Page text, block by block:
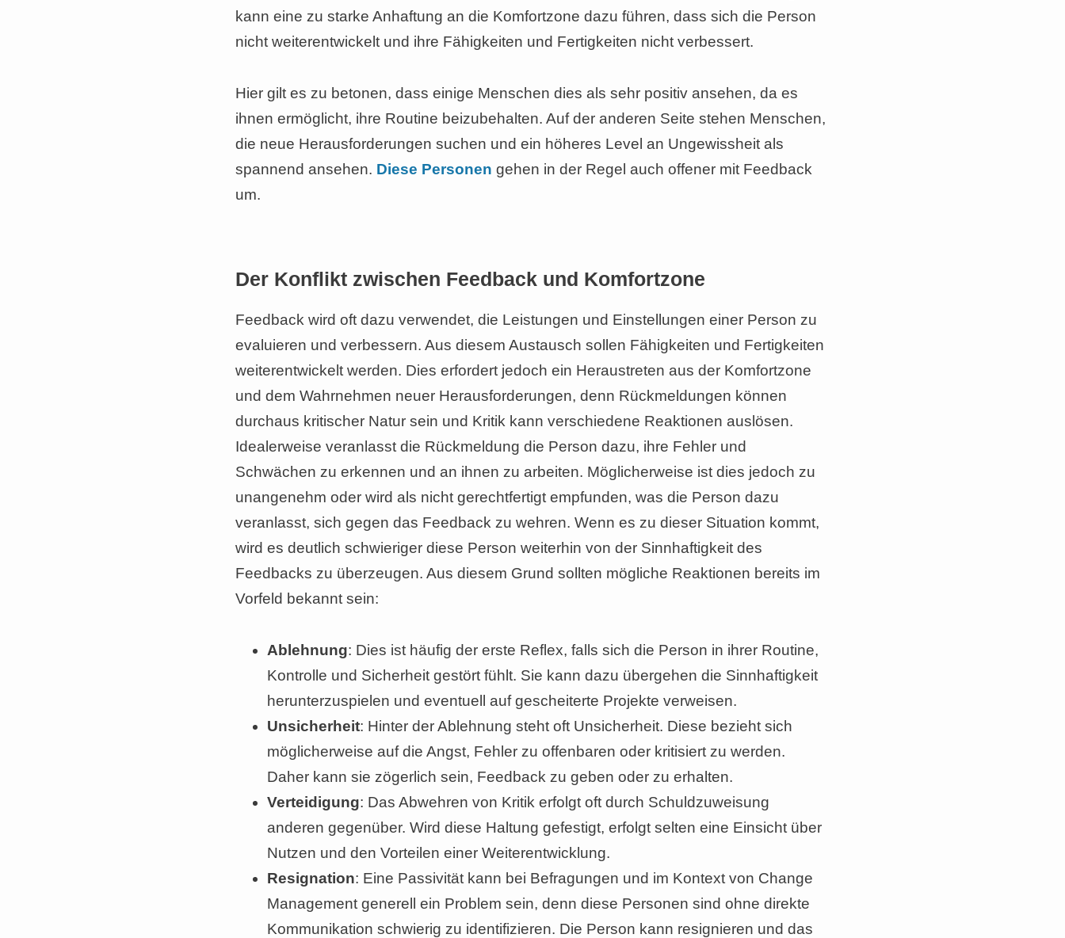
kann eine zu starke Anhaftung an die Komfortzone dazu führen, dass sich die Person
nicht weiterentwickelt und ihre Fähigkeiten und Fertigkeiten nicht verbessert.
Hier gilt es zu betonen, dass einige Menschen dies als sehr positiv ansehen, da es
ihnen ermöglicht, ihre Routine beizubehalten. Auf der anderen Seite stehen Menschen,
die neue Herausforderungen suchen und ein höheres Level an Ungewissheit als
spannend ansehen. Diese Personen gehen in der Regel auch offener mit Feedback
um.
Der Konflikt zwischen Feedback und Komfortzone
Feedback wird oft dazu verwendet, die Leistungen und Einstellungen einer Person zu
evaluieren und verbessern. Aus diesem Austausch sollen Fähigkeiten und Fertigkeiten
weiterentwickelt werden. Dies erfordert jedoch ein Heraustreten aus der Komfortzone
und dem Wahrnehmen neuer Herausforderungen, denn Rückmeldungen können
durchaus kritischer Natur sein und Kritik kann verschiedene Reaktionen auslösen.
Idealerweise veranlasst die Rückmeldung die Person dazu, ihre Fehler und
Schwächen zu erkennen und an ihnen zu arbeiten. Möglicherweise ist dies jedoch zu
unangenehm oder wird als nicht gerechtfertigt empfunden, was die Person dazu
veranlasst, sich gegen das Feedback zu wehren. Wenn es zu dieser Situation kommt,
wird es deutlich schwieriger diese Person weiterhin von der Sinnhaftigkeit des
Feedbacks zu überzeugen. Aus diesem Grund sollten mögliche Reaktionen bereits im
Vorfeld bekannt sein:
Ablehnung: Dies ist häufig der erste Reflex, falls sich die Person in ihrer Routine,
Kontrolle und Sicherheit gestört fühlt. Sie kann dazu übergehen die Sinnhaftigkeit
herunterzuspielen und eventuell auf gescheiterte Projekte verweisen.
Unsicherheit: Hinter der Ablehnung steht oft Unsicherheit. Diese bezieht sich
möglicherweise auf die Angst, Fehler zu offenbaren oder kritisiert zu werden.
Daher kann sie zögerlich sein, Feedback zu geben oder zu erhalten.
Verteidigung: Das Abwehren von Kritik erfolgt oft durch Schuldzuweisung
anderen gegenüber. Wird diese Haltung gefestigt, erfolgt selten eine Einsicht über
Nutzen und den Vorteilen einer Weiterentwicklung.
Resignation: Eine Passivität kann bei Befragungen und im Kontext von Change
Management generell ein Problem sein, denn diese Personen sind ohne direkte
Kommunikation schwierig zu identifizieren. Die Person kann resignieren und das